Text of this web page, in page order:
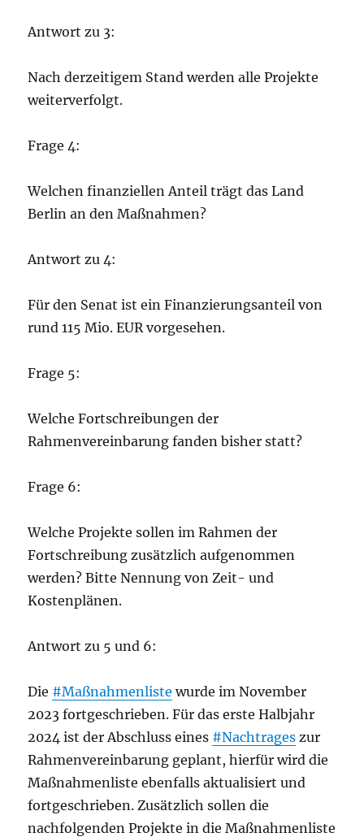
Antwort zu 3:
Nach derzeitigem Stand werden alle Projekte
weiterverfolgt.
Frage 4:
Welchen finanziellen Anteil trägt das Land
Berlin an den Maßnahmen?
Antwort zu 4:
Für den Senat ist ein Finanzierungsanteil von
rund 115 Mio. EUR vorgesehen.
Frage 5:
Welche Fortschreibungen der
Rahmenvereinbarung fanden bisher statt?
Frage 6:
Welche Projekte sollen im Rahmen der
Fortschreibung zusätzlich aufgenommen
werden? Bitte Nennung von Zeit- und
Kostenplänen.
Antwort zu 5 und 6:
Die #Maßnahmenliste wurde im November
2023 fortgeschrieben. Für das erste Halbjahr
2024 ist der Abschluss eines #Nachtrages zur
Rahmenvereinbarung geplant, hierfür wird die
Maßnahmenliste ebenfalls aktualisiert und
fortgeschrieben. Zusätzlich sollen die
nachfolgenden Projekte in die Maßnahmenliste